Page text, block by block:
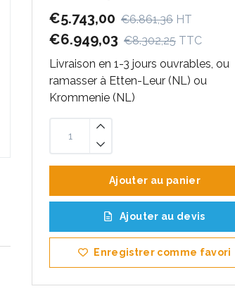
€5.743,00 €6.861,36 HT
€6.949,03 €8.302,25 TTC
Livraison en 1-3 jours ouvrables, ou
ramasser à Etten-Leur (NL) ou
Krommenie (NL)
Ajouter au panier
Ajouter au devis
Enregistrer comme favori